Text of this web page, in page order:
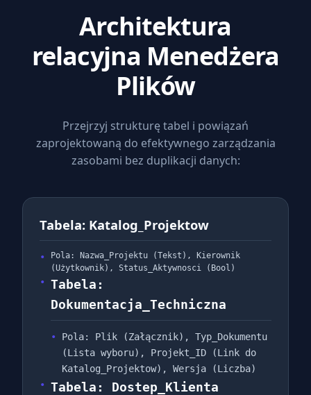
Architektura
relacyjna Menedżera
Plików
Przejrzyj strukturę tabel i powiązań
zaprojektowaną do efektywnego zarządzania
zasobami bez duplikacji danych:
Tabela: Katalog_Projektow
Pola: Nazwa_Projektu (Tekst), Kierownik
(Użytkownik), Status_Aktywnosci (Bool)
Tabela:
Dokumentacja_Techniczna
Pola: Plik (Załącznik), Typ_Dokumentu
(Lista wyboru), Projekt_ID (Link do
Katalog_Projektow), Wersja (Liczba)
Tabela: Dostep_Klienta